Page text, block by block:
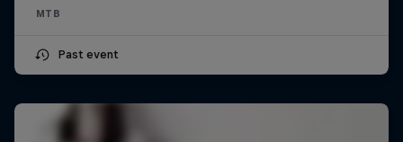
MTB
Past event